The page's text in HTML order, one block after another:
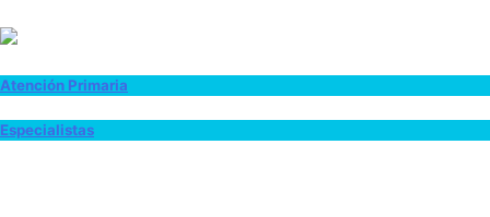
Atención Primaria
Especialistas